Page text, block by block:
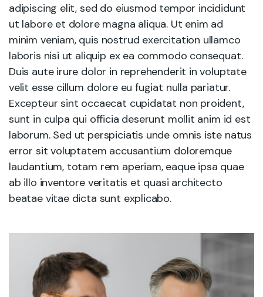
adipiscing elit, sed do eiusmod tempor incididunt
ut labore et dolore magna aliqua. Ut enim ad
minim veniam, quis nostrud exercitation ullamco
laboris nisi ut aliquip ex ea commodo consequat.
Duis aute irure dolor in reprehenderit in voluptate
velit esse cillum dolore eu fugiat nulla pariatur.
Excepteur sint occaecat cupidatat non proident,
sunt in culpa qui officia deserunt mollit anim id est
laborum. Sed ut perspiciatis unde omnis iste natus
error sit voluptatem accusantium doloremque
laudantium, totam rem aperiam, eaque ipsa quae
ab illo inventore veritatis et quasi architecto
beatae vitae dicta sunt explicabo.